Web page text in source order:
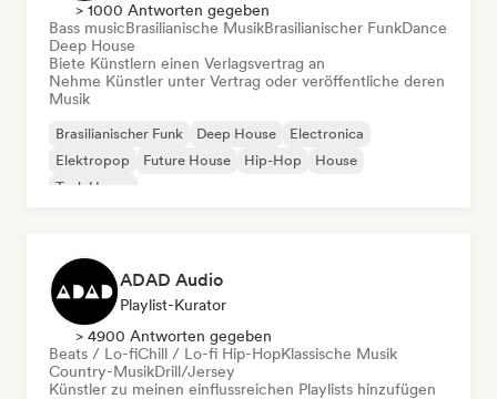
> 1000 Antworten gegeben
Bass musicBrasilianische MusikBrasilianischer FunkDance
Deep House
Biete Künstlern einen Verlagsvertrag an
Nehme Künstler unter Vertrag oder veröffentliche deren
Musik
Brasilianischer Funk Deep House
Electronica
Elektropop
Future House Hip-Hop
House
Tech House
ADAD Audio
Playlist-Kurator
> 4900 Antworten gegeben
Beats / Lo-fiChill / Lo-fi Hip-HopKlassische Musik
Country-MusikDrill/Jersey
Künstler zu meinen einflussreichen Playlists hinzufügen